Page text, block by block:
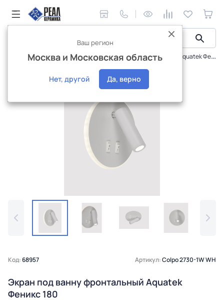
КАТАЛОГ_ВРЕМЕННАЯ Экран под ванну фронтальный Aquatek Феникс 180
Код:68957 Артикул:Colpo 2730-1W WH
Экран под ванну фронтальный Aquatek
Феникс 180
Ваш регион
Москва и Московская область
Нет, другой Да, верно